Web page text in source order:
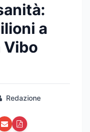
a
Vibo
Redazione